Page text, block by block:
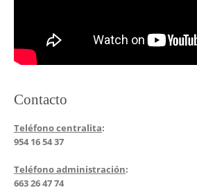
Contacto
Teléfono centralita:
954 16 54 37
Teléfono administración:
663 26 47 74